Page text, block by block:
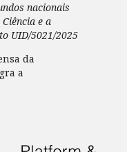
nacionais
e a
UID/5021/2025
da
a